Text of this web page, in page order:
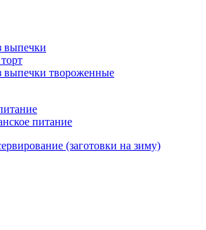
выпечки
выпечки твороженные
питание
(заготовки на зиму)